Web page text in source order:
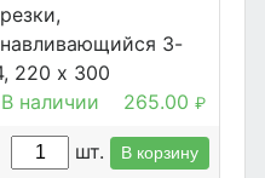
3-
220 х 300
В наличии 265.00 ₽
шт. В корзину